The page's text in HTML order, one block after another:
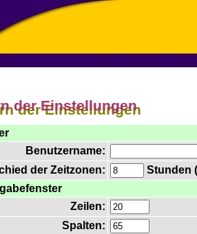
der Einstellungen
Benutzername:
der Zeitzonen:
Stunden
Zeilen:
Spalten: